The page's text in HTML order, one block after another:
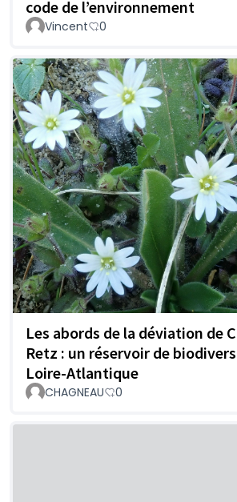
code de l’environnement
Vincent 0
Les abords de la déviation de
Retz : un réservoir de
Loire-Atlantique
CHAGNEAU 0